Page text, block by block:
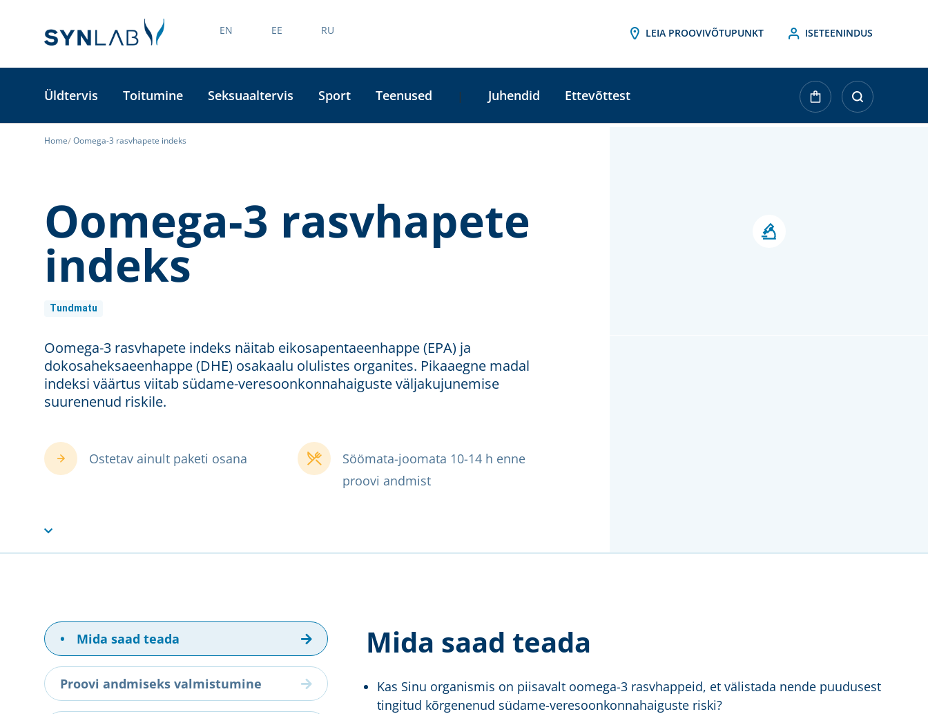
EN EE RU LEIA PROOVIVÕTUPUNKT ISETEENINDUS
Üldtervis Toitumine Seksuaaltervis Sport Teenused | Juhendid Ettevõttest
Home Oomega-3 rasvhapete indeks
Oomega-3 rasvhapete
indeks
Tundmatu
Oomega-3 rasvhapete indeks näitab eikosapentaeenhappe (EPA) ja
dokosaheksaeenhappe (DHE) osakaalu olulistes organites. Pikaaegne madal
indeksi väärtus viitab südame-veresoonkonnahaiguste väljakujunemise
suurenenud riskile.
Ostetav ainult paketi osana
Söömata-joomata 10-14 h enne
proovi andmist
• Mida saad teada
Proovi andmiseks valmistumine
Mida saad teada
Kas Sinu organismis on piisavalt oomega-3 rasvhappeid, et välistada nende puudusest
tingitud kõrgenenud südame-veresoonkonnahaiguste riski?